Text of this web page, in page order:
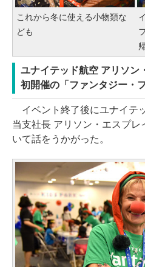
これから冬に使える小物類な
ども
ユナイテッド航空 アリソン
初開催の「ファンタジー・
イベント終了後にユナイテ
当支社長 アリソン・エスプ
いて話をうかがった。